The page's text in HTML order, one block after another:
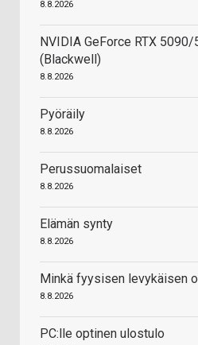
8.8.2026
NVIDIA GeForce RTX
(Blackwell)
8.8.2026
Pyöräily
8.8.2026
Perussuomalaiset
8.8.2026
Elämän synty
8.8.2026
Minkä fyysisen levykäisen
8.8.2026
PC:lle optinen ulostulo